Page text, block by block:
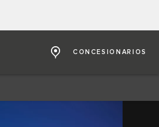
CONCESIONARIOS